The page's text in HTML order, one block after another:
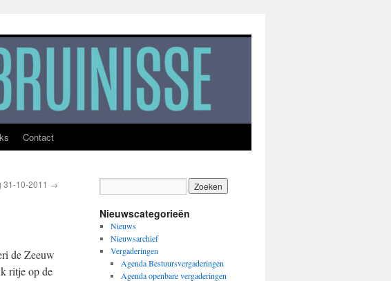
Contact
31-10-2011 →
de Zeeuw
ritje op de
Nieuwscategorieën
Nieuws
Nieuwsarchief
Vergaderingen
Agenda Bestuursvergaderingen
Agenda openbare vergaderingen